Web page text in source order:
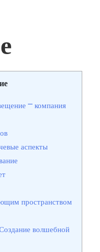
⎻ компания
аспекты
пространством
волшебной